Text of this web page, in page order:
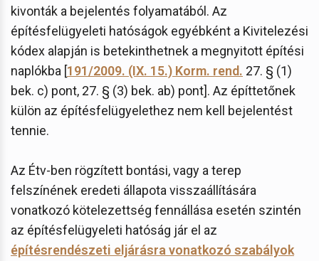
kivonták a bejelentés folyamatából. Az
építésfelügyeleti hatóságok egyébként a Kivitelezési
kódex alapján is betekinthetnek a megnyitott építési
naplókba [191/2009. (IX. 15.) Korm. rend. 27. § (1)
bek. c) pont, 27. § (3) bek. ab) pont]. Az építtetőnek
külön az építésfelügyelethez nem kell bejelentést
tennie.
Az Étv-ben rögzített bontási, vagy a terep
felszínének eredeti állapota visszaállítására
vonatkozó kötelezettség fennállása esetén szintén
az építésfelügyeleti hatóság jár el az
építésrendészeti eljárásra vonatkozó szabályok